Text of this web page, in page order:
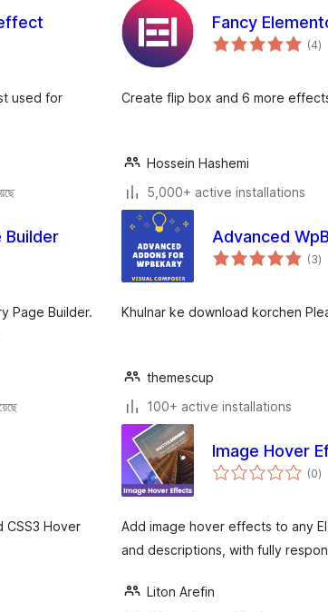
used for
Fancy
(4)
Create flip box and 6 more
Hossein Hashemi
5,000+ active installations
Builder
Page Builder.
Advanced
(3)
Khulnar ke download korchen
themescup
100+ active installations
CSS3 Hover
Image Hover
(0)
Add image hover effects to any
and descriptions, with fully
Liton Arefin